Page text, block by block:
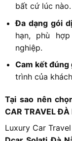
bất cứ lúc nào.
Đa dạng gói
hạn, phù
nghiệp.
Cam kết đúng
trình của
Tại sao nên
CAR TRAVEL ĐÀ
Luxury Car